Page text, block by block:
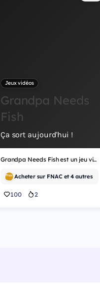
Jeux vidéos
Grandpa Needs
Fish
Ça sort aujourd'hui !
Grandpa Needs Fish est un jeu vidéo de simulation.
Acheter sur FNAC et 4 autres
100 2